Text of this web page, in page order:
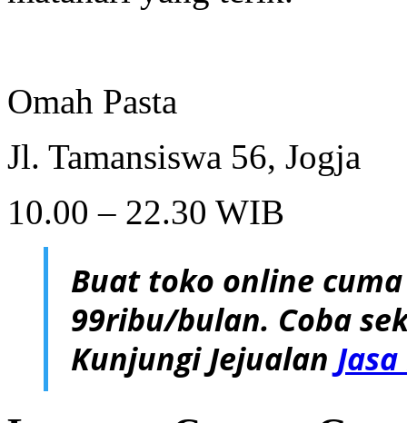
Omah Pasta
Jl. Tamansiswa 56, Jogja
10.00 – 22.30 WIB
Buat toko online
99ribu/bulan. Coba
Kunjungi Jejualan